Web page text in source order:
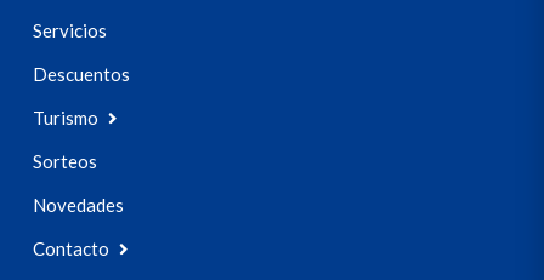
Servicios
Descuentos
Turismo
Sorteos
Novedades
Contacto